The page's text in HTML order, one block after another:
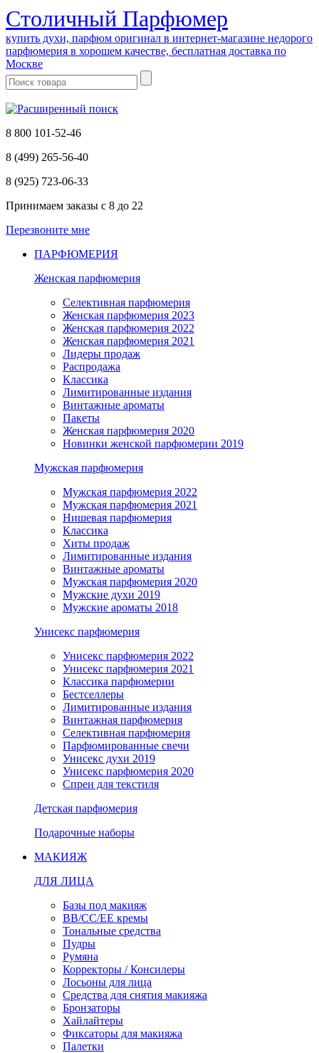
Cтоличный Парфюмер
купить духи, парфюм оригинал в интернет-магазине недорого
парфюмерия в хорошем качестве, бесплатная доставка по
Москве
8 800 101-52-46
8 (499) 265-56-40
8 (925) 723-06-33
Принимаем заказы с 8 до 22
Перезвоните мне
ПАРФЮМЕРИЯ
Женская парфюмерия
Селективная парфюмерия
Женская парфюмерия 2023
Женская парфюмерия 2022
Женская парфюмерия 2021
Лидеры продаж
Распродажа
Классика
Лимитированные издания
Винтажные ароматы
Пакеты
Женская парфюмерия 2020
Новинки женской парфюмерии 2019
Мужская парфюмерия
Мужская парфюмерия 2022
Мужская парфюмерия 2021
Нишевая парфюмерия
Классика
Хиты продаж
Лимитированные издания
Винтажные ароматы
Мужская парфюмерия 2020
Мужские духи 2019
Мужские ароматы 2018
Унисекс парфюмерия
Унисекс парфюмерия 2022
Унисекс парфюмерия 2021
Классика парфюмерии
Бестселлеры
Лимитированные издания
Винтажная парфюмерия
Селективная парфюмерия
Парфюмированные свечи
Унисекс духи 2019
Унисекс парфюмерия 2020
Спреи для текстиля
Детская парфюмерия
Подарочные наборы
МАКИЯЖ
ДЛЯ ЛИЦА
Базы под макияж
BB/CC/EE кремы
Тональные средства
Пудры
Румяна
Корректоры / Консилеры
Лосьоны для лица
Средства для снятия макияжа
Бронзаторы
Хайлайтеры
Фиксаторы для макияжа
Палетки